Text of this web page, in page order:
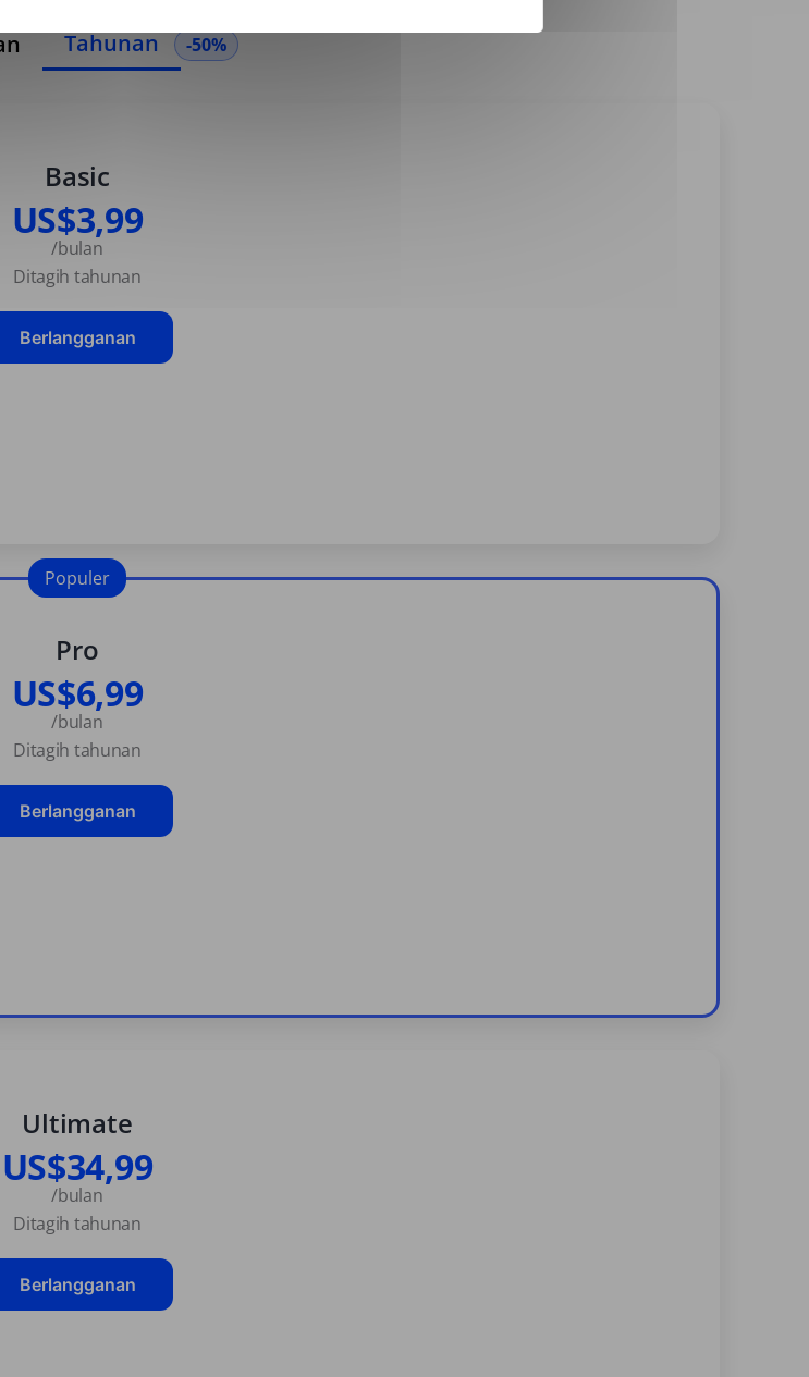
Tahunan -50%
Basic
US$3,99
/bulan
Ditagih tahunan
Berlangganan
Pro
US$6,99
/bulan
Ditagih tahunan
Berlangganan
Populer
Ultimate
US$34,99
/bulan
Ditagih tahunan
Berlangganan